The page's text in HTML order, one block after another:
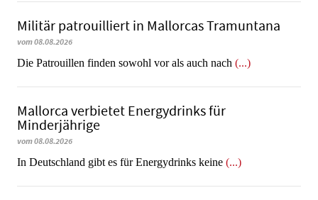
Militär patrouilliert in Mallorcas Tramuntana
vom 08.08.2026
Die Patrouillen finden sowohl vor als auch nach (...)
Mallorca verbietet Energydrinks für
Minderjährige
vom 08.08.2026
In Deutschland gibt es für Energydrinks keine (...)